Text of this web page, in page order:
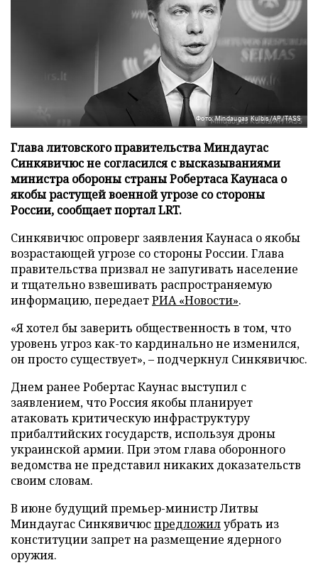
Фото: Mindaugas Kulbis/AP/TASS
Глава литовского правительства Миндаугас
Синкявичюс не согласился с высказываниями
министра обороны страны Робертаса Каунаса о
якобы растущей военной угрозе со стороны
России, сообщает портал LRT.
Синкявичюс опроверг заявления Каунаса о якобы
возрастающей угрозе со стороны России. Глава
правительства призвал не запугивать население
и тщательно взвешивать распространяемую
информацию, передаетРИА «Новости».
«Я хотел бы заверить общественность в том, что
уровень угроз как-то кардинально не изменился,
он просто существует», – подчеркнул Синкявичюс.
Днем ранее Робертас Каунас выступил с
заявлением, что Россия якобы планирует
атаковать критическую инфраструктуру
прибалтийских государств, используя дроны
украинской армии. При этом глава оборонного
ведомства не представил никаких доказательств
своим словам.
В июне будущий премьер-министр Литвы
Миндаугас Синкявичюспредложилубрать из
конституции запрет на размещение ядерного
оружия.